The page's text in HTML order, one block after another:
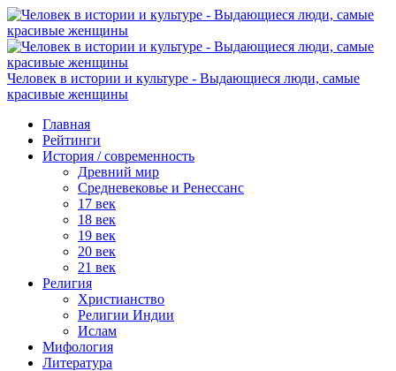
Человек в истории и культуре - Выдающиеся люди, самые
красивые женщины
Главная
Рейтинги
История / современность
Древний мир
Средневековье и Ренессанс
17 век
18 век
19 век
20 век
21 век
Религия
Христианство
Религии Индии
Ислам
Мифология
Литература